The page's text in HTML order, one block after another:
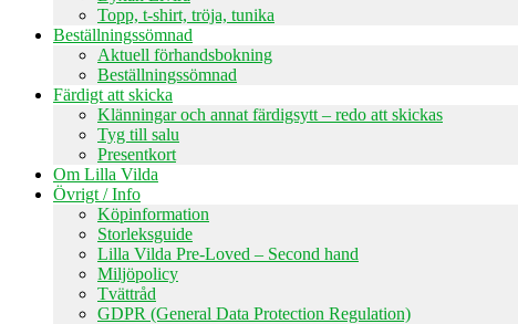
Topp, t-shirt, tröja, tunika
Beställningssömnad
Aktuell förhandsbokning
Beställningssömnad
Färdigt att skicka
Klänningar och annat färdigsytt – redo att skickas
Tyg till salu
Presentkort
Om Lilla Vilda
Övrigt / Info
Köpinformation
Storleksguide
Lilla Vilda Pre-Loved – Second hand
Miljöpolicy
Tvättråd
GDPR (General Data Protection Regulation)